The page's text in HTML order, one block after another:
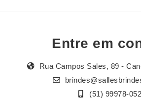
Entre em
Rua Campos Sales, 89 -
(51) 99978-